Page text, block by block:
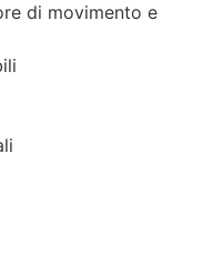
di movimento e